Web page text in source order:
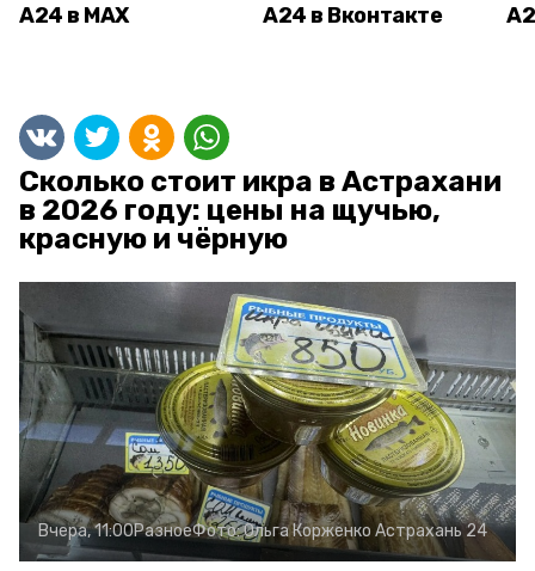
А24 в MAX А24 в Вконтакте
Сколько стоит икра в Астрахани
в 2026 году: цены на щучью,
красную и чёрную
Вчера, 11:00РазноеФото:Ольга Корженко Астрахань 24